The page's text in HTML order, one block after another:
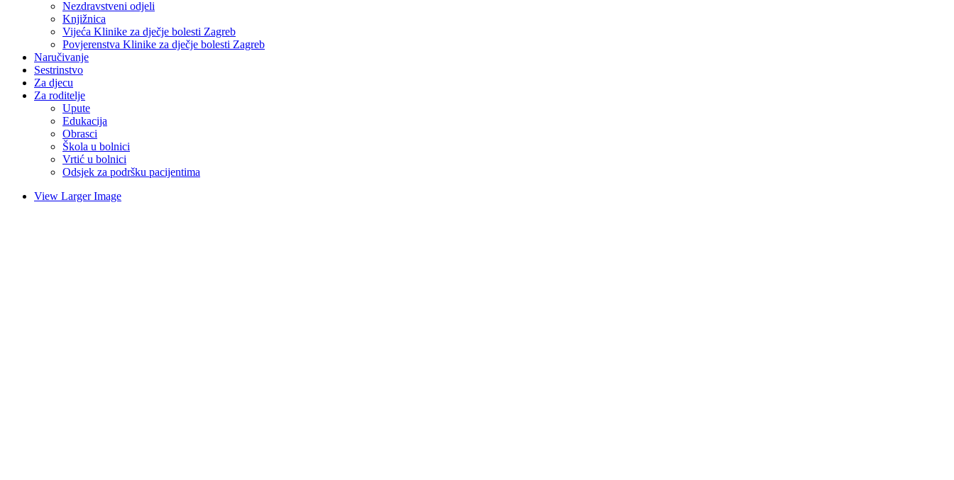
Nezdravstveni odjeli
Knjižnica
Vijeća Klinike za dječje bolesti Zagreb
Povjerenstva Klinike za dječje bolesti Zagreb
Naručivanje
Sestrinstvo
Za djecu
Za roditelje
Upute
Edukacija
Obrasci
Škola u bolnici
Vrtić u bolnici
Odsjek za podršku pacijentima
View Larger Image